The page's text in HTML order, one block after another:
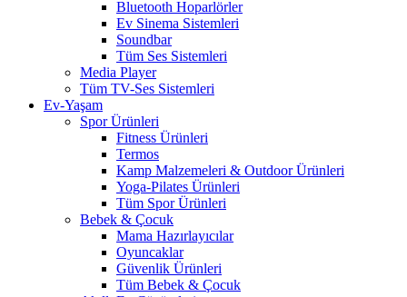
Bluetooth Hoparlörler
Ev Sinema Sistemleri
Soundbar
Tüm Ses Sistemleri
Media Player
Tüm TV-Ses Sistemleri
Ev-Yaşam
Spor Ürünleri
Fitness Ürünleri
Termos
Kamp Malzemeleri & Outdoor Ürünleri
Yoga-Pilates Ürünleri
Tüm Spor Ürünleri
Bebek & Çocuk
Mama Hazırlayıcılar
Oyuncaklar
Güvenlik Ürünleri
Tüm Bebek & Çocuk